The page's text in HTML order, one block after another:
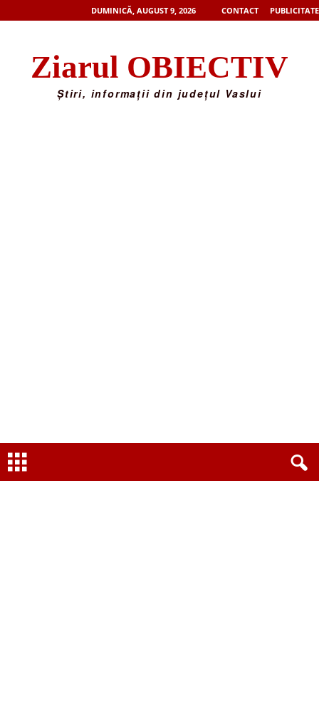
DUMINICĂ, AUGUST 9, 2026 CONTACT PUBLICITATE
Ziarul OBIECTIV
Știri, informații din județul Vaslui